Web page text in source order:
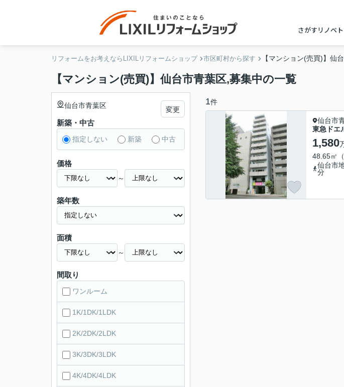
さがすリノベ
リフォームをお考えならLIXILリフォームショップ 市区町村から探す 【マンション(売買)】仙
【マンション(売買)】仙台市青葉区,募集中の一覧
1件
仙台市
東急ドエ
1,580
48.65㎡（
仙台市
分
仙台市青葉区 変更
新築・中古
指定しない 新築 中古
価格
～
築年数
面積
～
間取り
ワンルーム
1K/1DK/1LDK
2K/2DK/2LDK
3K/3DK/3LDK
4K/4DK/4LDK